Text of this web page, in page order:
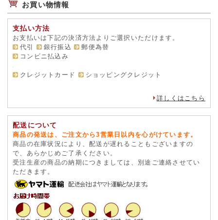
お買い物情報
支払い方法
お支払いは下記の決済方法よりご選択いただけます。
代引
銀行振込
郵便為替
コンビニ払込み
クレジットカード ショッピングクレジット
詳しくはこちら
配送について
商品の発送は、ご注文から3営業日以内を心がけています。
商品の在庫状況により、配送が遅れることもございますの
で、あらかじめご了承ください。
受注生産の商品の納期につきましては、別途ご連絡させてい
ただきます。